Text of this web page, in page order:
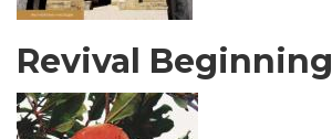
Revival Beginning